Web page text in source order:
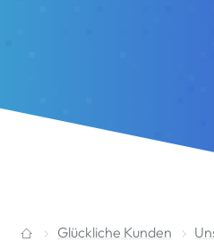
Glückliche Kunden